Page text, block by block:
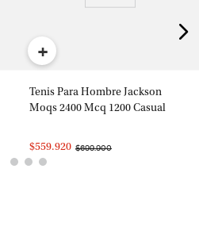
+
Tenis Para Hombre Jackson
Moqs 2400 Mcq 1200 Casual
$559.920 $699.900